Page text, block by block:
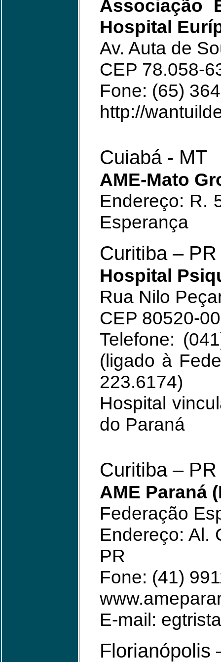
Associação
Hospital
Av. Auta de
CEP 78.058-
Fone: (65)
http://
Cuiabá - MT
AME-Mato
Endereço: R.
Esperança
Curitiba – PR
Hospital
Rua Nilo
CEP 80520-
Telefone:
(ligado à
223.6174)
Hospital
do Paraná
Curitiba – PR
AME Paraná
Federação
Endereço: Al.
PR
Fone: (41)
E-mail:
Florianópolis